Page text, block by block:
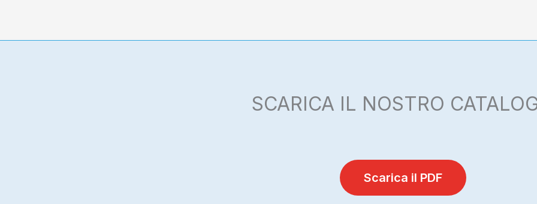
SCARICA IL NOSTRO
Scarica il PDF